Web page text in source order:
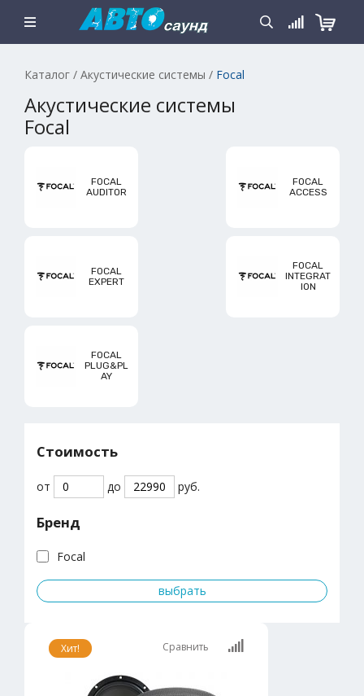
Каталог / Акустические системы / Focal
Акустические системы
Focal
FOCAL
AUDITOR
FOCAL
ACCESS
FOCAL
EXPERT
FOCAL
INTEGRAT
ION
FOCAL
PLUG&PL
AY
Стоимость
от до руб.
Бренд
Focal
Хит! Сравнить